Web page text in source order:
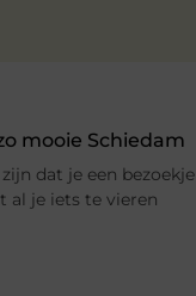
mooie Schiedam
dat je een bezoekje
al je iets te vieren